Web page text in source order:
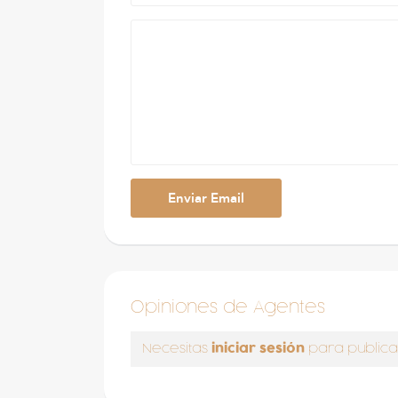
Opiniones de Agentes
Necesitas iniciar sesión para